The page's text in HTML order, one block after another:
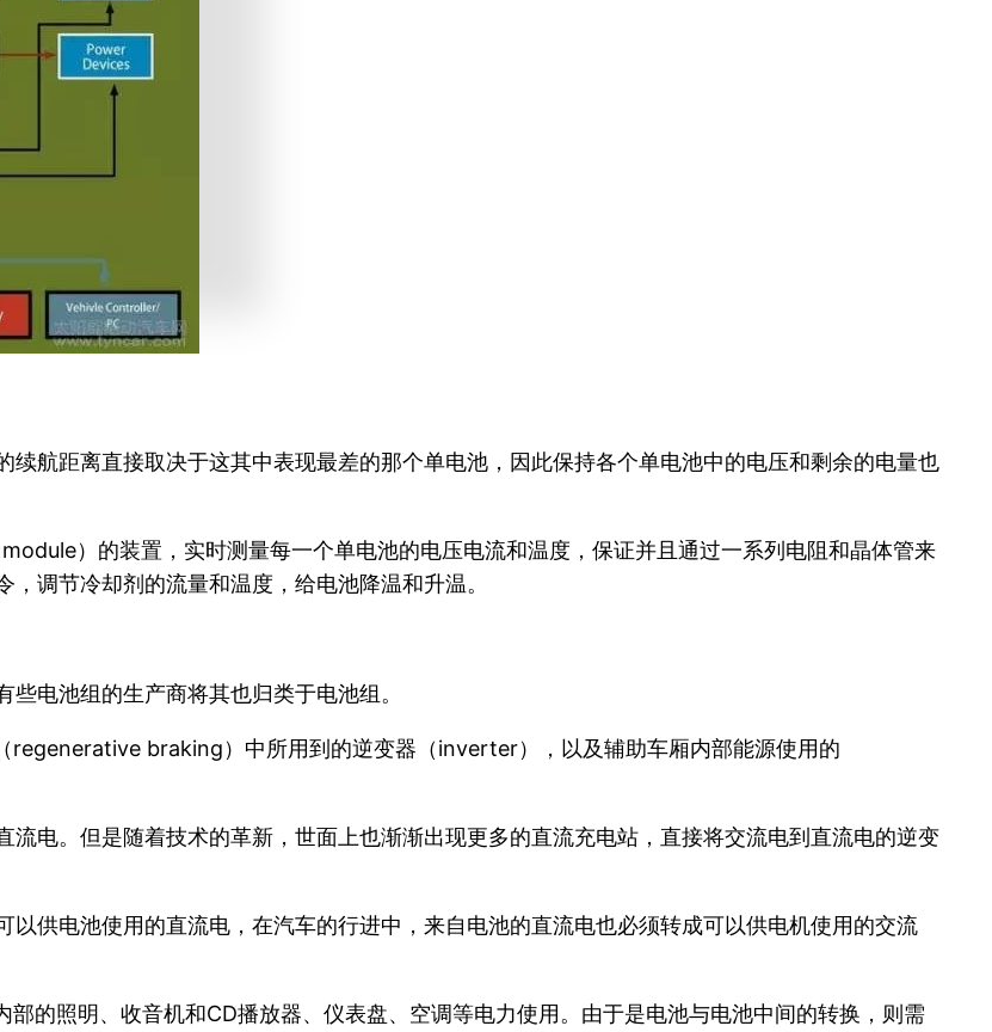
航距离直接取决于这其中表现最差的那个单电池，因此保持各个单电池中的电压和剩余的电量也
）的装置，实时测量每一个单电池的电压电流和温度，保证并且通过一系列电阻和晶体管来
调节冷却剂的流量和温度，给电池降温和升温。
电池组的生产商将其也归类于电池组。
braking）中所用到的逆变器（inverter），以及辅助车厢内部能源使用的
电。但是随着技术的革新，世面上也渐渐出现更多的直流充电站，直接将交流电到直流电的逆变
供电池使用的直流电，在汽车的行进中，来自电池的直流电也必须转成可以供电机使用的交流
的照明、收音机和CD播放器、仪表盘、空调等电力使用。由于是电池与电池中间的转换，则需